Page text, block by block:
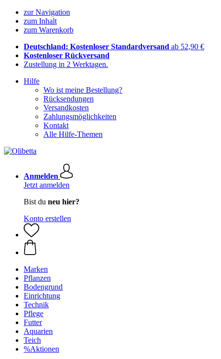
zur Navigation
zum Inhalt
zum Warenkorb
Deutschland: Kostenloser Standardversand ab 52,90 €
Kostenloser Rückversand
Zustellung in 2 Werktagen.
Hilfe
Wo ist meine Bestellung?
Rücksendungen
Versandkosten
Zahlungsmöglichkeiten
Kontakt
Alle Hilfe-Themen
Anmelden
Jetzt anmelden
Bist du neu hier?
Konto erstellen
Marken
Pflanzen
Bodengrund
Einrichtung
Technik
Pflege
Futter
Aquarien
Teich
%Aktionen